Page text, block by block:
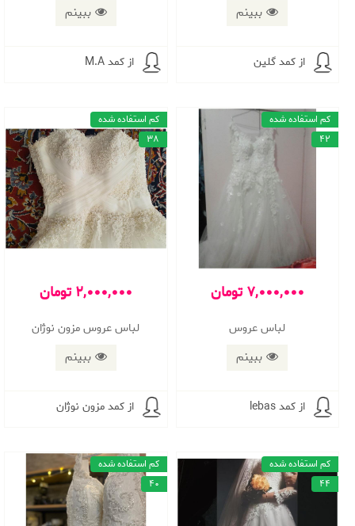
ببینم
از کمد گلین
ببینم
از کمد M.A
7,000,000 تومان
لباس عروس
ببینم
کم استفاده شده
42
از کمد lebas
2,000,000 تومان
لباس عروس مزون نوژان
ببینم
کم استفاده شده
38
از کمد مزون نوژان
کم استفاده شده
44
کم استفاده شده
40